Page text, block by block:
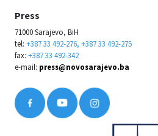
Press
71000 Sarajevo, BiH
tel: +387 33 492-276, +387 33 492-275
fax: +387 33 492-342
e-mail: press@novosarajevo.ba